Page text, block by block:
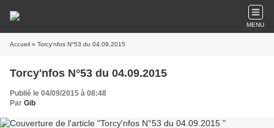
MENU
Accueil » Torcy'nfos N°53 du 04.09.2015
Torcy'nfos N°53 du 04.09.2015
Publié le 04/09/2015 à 08:48
Par Gib